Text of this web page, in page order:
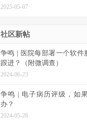
2025-05-07
社区新帖
争鸣 | 医院每部署一个软件
跟进？（附微调查）
2024-06-23
争鸣 | 电子病历评级，如
办？
2024-05-28